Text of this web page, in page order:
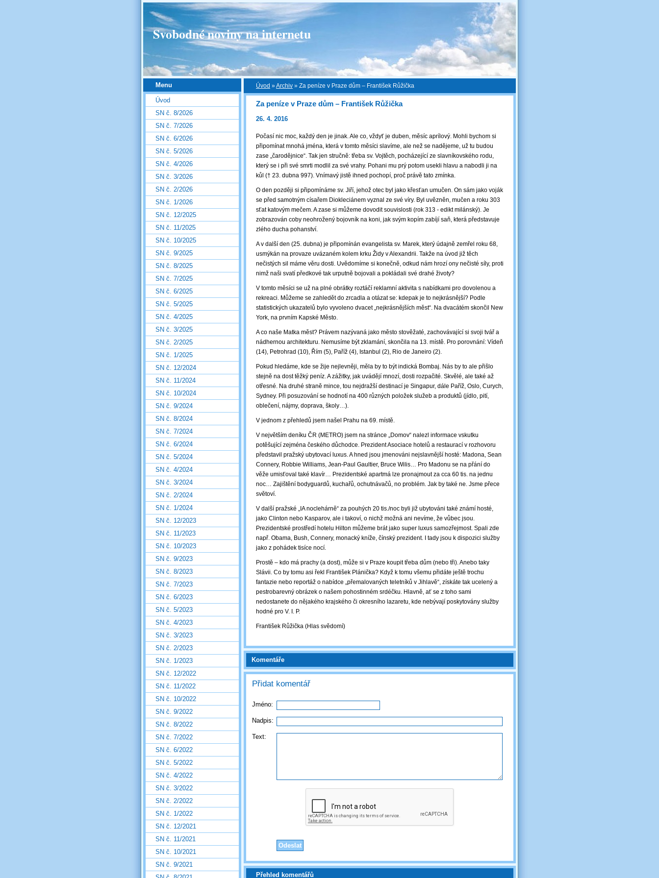
Svobodné noviny na internetu
Úvod »Archiv » Za peníze v Praze dům – František Růžička
Za peníze v Praze dům – František Růžička
26. 4. 2016
Počasí nic moc, každý den je jinak. Ale co, vždyť je duben, měsíc aprílový. Mohli bychom si
připomínat mnohá jména, která v tomto měsíci slavíme, ale než se nadějeme, už tu budou
zase „čarodějnice“. Tak jen stručně: třeba sv. Vojtěch, pocházející ze slavníkovského rodu,
který se i při své smrti modlil za své vrahy. Pohani mu prý potom usekli hlavu a nabodli ji na
kůl († 23. dubna 997). Vnímavý jistě ihned pochopí, proč právě tato zmínka.
O den později si připomínáme sv. Jiří, jehož otec byl jako křesťan umučen. On sám jako voják
se před samotným císařem Diokleciánem vyznal ze své víry. Byl uvězněn, mučen a roku 303
sťat katovým mečem. A zase si můžeme dovodit souvislosti (rok 313 - edikt milánský). Je
zobrazován coby neohrožený bojovník na koni, jak svým kopím zabíjí saň, která představuje
zlého ducha pohanství.
A v další den (25. dubna) je připomínán evangelista sv. Marek, který údajně zemřel roku 68,
usmýkán na provaze uvázaném kolem krku Židy v Alexandrii. Takže na úvod již těch
nečistých sil máme věru dosti. Uvědomíme si konečně, odkud nám hrozí ony nečisté síly, proti
nimž naši svatí předkové tak urputně bojovali a pokládali své drahé životy?
V tomto měsíci se už na plné obrátky roztáčí reklamní aktivita s nabídkami pro dovolenou a
rekreaci. Můžeme se zahledět do zrcadla a otázat se: kdepak je to nejkrásnější? Podle
statistických ukazatelů bylo vyvoleno dvacet „nejkrásnějších měst“. Na dvacátém skončil New
York, na prvním Kapské Město.
A co naše Matka měst? Právem nazývaná jako město stověžaté, zachovávající si svoji tvář a
nádhernou architekturu. Nemusíme být zklamání, skončila na 13. místě. Pro porovnání: Vídeň
(14), Petrohrad (10), Řím (5), Paříž (4), Istanbul (2), Rio de Janeiro (2).
Pokud hledáme, kde se žije nejlevněji, měla by to být indická Bombaj. Nás by to ale přišlo
stejně na dost těžký peníz. A zážitky, jak uvádějí mnozí, dosti rozpačité. Skvělé, ale také až
otřesné. Na druhé straně mince, tou nejdražší destinací je Singapur, dále Paříž, Oslo, Curych,
Sydney. Při posuzování se hodnotí na 400 různých položek služeb a produktů (jídlo, pití,
oblečení, nájmy, doprava, školy…).
V jednom z přehledů jsem našel Prahu na 69. místě.
V největším deníku ČR (METRO) jsem na stránce „Domov“ nalezl informace vskutku
potěšující zejména českého důchodce. Prezident Asociace hotelů a restaurací v rozhovoru
představil pražský ubytovací luxus. A hned jsou jmenováni nejslavnější hosté: Madona, Sean
Connery, Robbie Williams, Jean-Paul Gaultier, Bruce Wilis… Pro Madonu se na přání do
věže umisťoval také klavír… Prezidentské apartmá lze pronajmout za cca 60 tis. na jednu
noc… Zajištění bodyguardů, kuchařů, ochutnávačů, no problém. Jak by také ne. Jsme přece
světoví.
V další pražské „IA noclehárně“ za pouhých 20 tis./noc byli již ubytováni také známí hosté,
jako Clinton nebo Kasparov, ale i takoví, o nichž možná ani nevíme, že vůbec jsou.
Prezidentské prostředí hotelu Hilton můžeme brát jako super luxus samozřejmost. Spali zde
např. Obama, Bush, Connery, monacký kníže, čínský prezident. I tady jsou k dispozici služby
jako z pohádek tisíce nocí.
Prostě – kdo má prachy (a dost), může si v Praze koupit třeba dům (nebo tři). Anebo taky
Slávii. Co by tomu asi řekl František Plánička? Když k tomu všemu přidáte ještě trochu
fantazie nebo reportáž o nabídce „přemalovaných teletníků v Jihlavě“, získáte tak ucelený a
pestrobarevný obrázek o našem pohostinném srdéčku. Hlavně, ať se z toho sami
nedostanete do nějakého krajského či okresního lazaretu, kde nebývají poskytovány služby
hodné pro V. I. P.
František Růžička (Hlas svědomí)
Komentáře
Přidat komentář
Jméno:
Nadpis:
Text:
Přehled komentářů
Menu
Úvod
SN č. 8/2026
SN č. 7/2026
SN č. 6/2026
SN č. 5/2026
SN č. 4/2026
SN č. 3/2026
SN č. 2/2026
SN č. 1/2026
SN č. 12/2025
SN č. 11/2025
SN č. 10/2025
SN č. 9/2025
SN č. 8/2025
SN č. 7/2025
SN č. 6/2025
SN č. 5/2025
SN č. 4/2025
SN č. 3/2025
SN č. 2/2025
SN č. 1/2025
SN č. 12/2024
SN č. 11/2024
SN č. 10/2024
SN č. 9/2024
SN č. 8/2024
SN č. 7/2024
SN č. 6/2024
SN č. 5/2024
SN č. 4/2024
SN č. 3/2024
SN č. 2/2024
SN č. 1/2024
SN č. 12/2023
SN č. 11/2023
SN č. 10/2023
SN č. 9/2023
SN č. 8/2023
SN č. 7/2023
SN č. 6/2023
SN č. 5/2023
SN č. 4/2023
SN č. 3/2023
SN č. 2/2023
SN č. 1/2023
SN č. 12/2022
SN č. 11/2022
SN č. 10/2022
SN č. 9/2022
SN č. 8/2022
SN č. 7/2022
SN č. 6/2022
SN č. 5/2022
SN č. 4/2022
SN č. 3/2022
SN č. 2/2022
SN č. 1/2022
SN č. 12/2021
SN č. 11/2021
SN č. 10/2021
SN č. 9/2021